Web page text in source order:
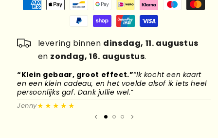
levering binnen dinsdag, 11. augustus
en zondag, 16. augustus.
“Klein gebaar, groot effect.”“Ik kocht een kaart
en een klein cadeau, en het voelde alsof ik iets heel
persoonlijks gaf. Dank jullie wel.”
Jenny★★★★★